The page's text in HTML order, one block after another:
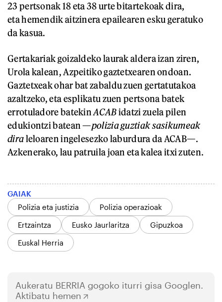
23 pertsonak 18 eta 38 urte bitartekoak dira,
eta hemendik aitzinera epailearen esku geratuko
da kasua.
Gertakariak goizaldeko laurak aldera izan ziren,
Urola kalean, Azpeitiko gaztetxearen ondoan.
Gaztetxeak ohar bat zabaldu zuen gertatutakoa
azaltzeko, eta esplikatu zuen pertsona batek
errotuladore batekinACABidatzi zuela pilen
edukiontzi batean —polizia guztiak sasikumeak
diraleloaren ingelesezko laburdurada ACAB—.
Azkenerako, lau patruila joan eta kalea itxi zuten.
GAIAK
Polizia eta justizia
Polizia operazioak
Ertzaintza
Eusko Jaurlaritza
Gipuzkoa
Euskal Herria
Aukeratu BERRIA gogoko iturri gisa Googlen.
Aktibatu hemen